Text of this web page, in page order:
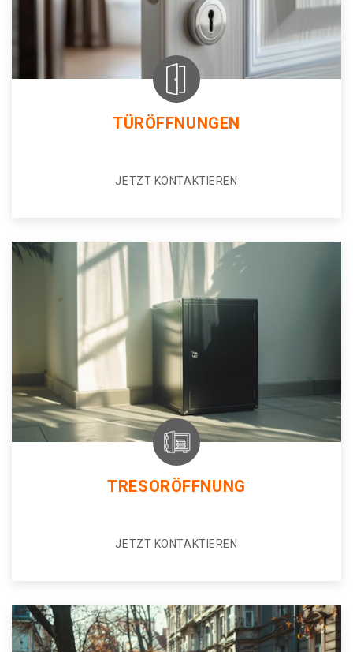
TÜRÖFFNUNGEN
JETZT KONTAKTIEREN
TRESORÖFFNUNG
JETZT KONTAKTIEREN